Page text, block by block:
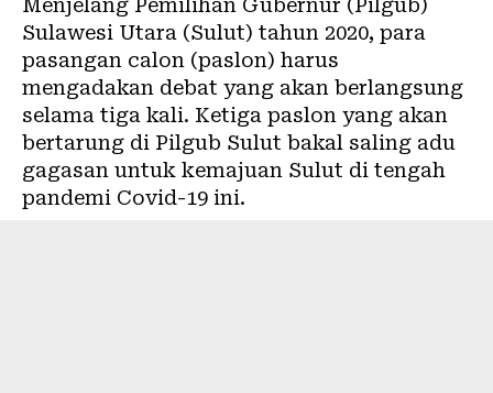
Menjelang Pemilihan Gubernur (Pilgub)
Sulawesi Utara (Sulut) tahun 2020, para
pasangan calon (paslon) harus
mengadakan debat yang akan berlangsung
selama tiga kali. Ketiga paslon yang akan
bertarung di Pilgub Sulut bakal saling adu
gagasan untuk kemajuan Sulut di tengah
pandemi Covid-19 ini.